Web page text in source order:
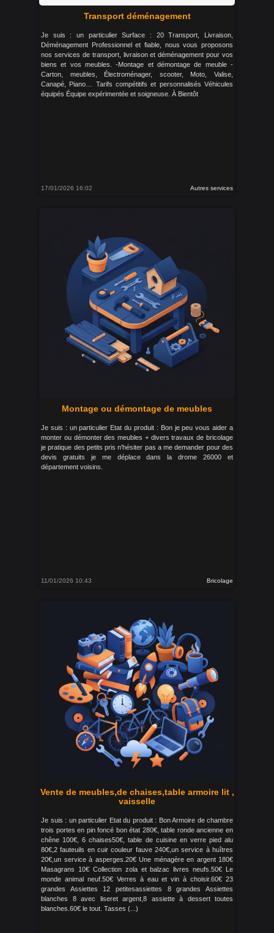
Transport déménagement
Je suis : un particulier Surface : 20 Transport, Livraison,
Déménagement Professionnel et fiable, nous vous proposons
nos services de transport, livraison et déménagement pour vos
biens et vos meubles. -Montage et démontage de meuble -
Carton, meubles, Électroménager, scooter, Moto, Valise,
Canapé, Piano… Tarifs compétitifs et personnalisés Véhicules
équipés Équipe expérimentée et soigneuse. À Bientôt
17/01/2026 16:02 Autres services
Montage ou démontage de meubles
Je suis : un particulier Etat du produit : Bon je peu vous aider a
monter ou démonter des meubles + divers travaux de bricolage
je pratique des petits pris n'hésiter pas a me demander pour des
devis gratuits je me déplace dans la drome 26000 et
département voisins.
11/01/2026 10:43 Bricolage
Vente de meubles,de chaises,table armoire lit ,
vaisselle
Je suis : un particulier Etat du produit : Bon Armoire de chambre
trois portes en pin foncé bon état 280€, table ronde ancienne en
chêne 100€, 6 chaises50€, table de cuisine en verre pied alu
80€,2 fauteuils en cuir couleur fauve 240€,un service à huîtres
20€,un service à asperges.20€ Une ménagère en argent 180€
Masagrans 10€ Collection zola et balzac livres neufs.50€ Le
monde animal neuf.50€ Verres à eau et vin à choisir.60€ 23
grandes Assiettes 12 petitesassiettes 8 grandes Assiettes
blanches 8 avec liseret argent,8 assiette à dessert toutes
blanches.60€ le tout. Tasses (...)